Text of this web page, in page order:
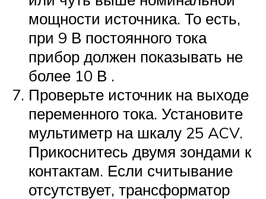
мощности источника. То есть,
при 9 В постоянного тока
прибор должен показывать не
более 10 В .
Проверьте источник на выходе
переменного тока. Установите
мультиметр на шкалу 25 ACV.
Прикоснитесь двумя зондами к
контактам. Если считывание
отсутствует, трансформатор